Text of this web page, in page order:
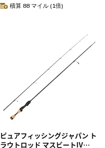
積算 88 マイル (1倍)
ピュアフィッシングジャパン ト
ラウトロッド マスビートIV